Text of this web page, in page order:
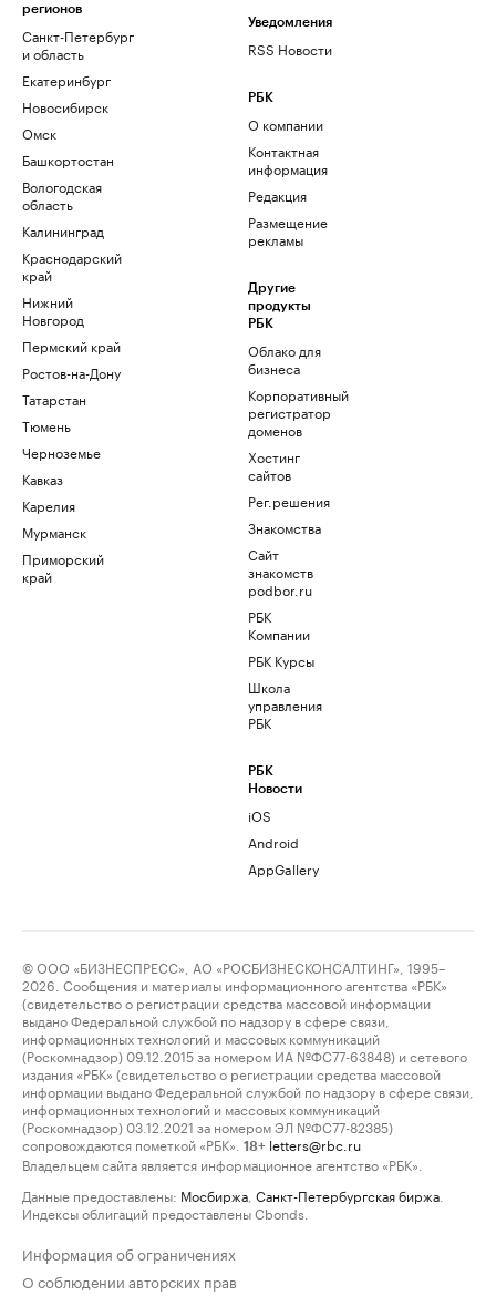
регионов
Санкт-Петербург
и область
Екатеринбург
Новосибирск
Омск
Башкортостан
Вологодская
область
Калининград
Краснодарский
край
Нижний
Новгород
Пермский край
Ростов-на-Дону
Татарстан
Тюмень
Черноземье
Кавказ
Карелия
Мурманск
Приморский
край
Уведомления
RSS Новости
РБК
О компании
Контактная
информация
Редакция
Размещение
рекламы
Другие
продукты
РБК
Облако для
бизнеса
Корпоративный
регистратор
доменов
Хостинг
сайтов
Рег.решения
Знакомства
Сайт
знакомств
podbor.ru
РБК
Компании
РБК Курсы
Школа
управления
РБК
РБК
Новости
iOS
Android
AppGallery
© ООО «БИЗНЕСПРЕСС», АО «РОСБИЗНЕСКОНСАЛТИНГ», 1995–
2026. Сообщения и материалы информационного агентства «РБК»
(свидетельство о регистрации средства массовой информации
выдано Федеральной службой по надзору в сфере связи,
информационных технологий и массовых коммуникаций
(Роскомнадзор) 09.12.2015 за номером ИА №ФС77-63848) и сетевого
издания «РБК» (свидетельство о регистрации средства массовой
информации выдано Федеральной службой по надзору в сфере связи,
информационных технологий и массовых коммуникаций
(Роскомнадзор) 03.12.2021 за номером ЭЛ №ФС77-82385)
сопровождаются пометкой «РБК».
18+ letters@rbc.ru
Владельцем сайта является информационное агентство «РБК».
Данные предоставлены: Мосбиржа Санкт-Петербургская биржа
Индексы облигаций предоставлены Cbonds.
Информация об ограничениях
О соблюдении авторских прав